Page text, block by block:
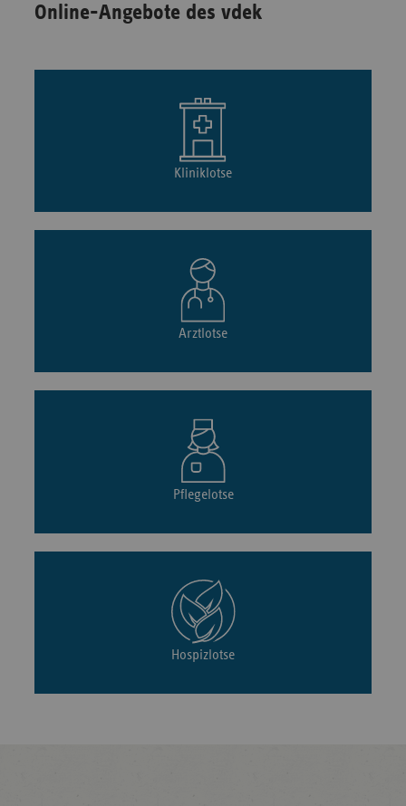
Online-Angebote des vdek
Kliniklotse
Arztlotse
Pflegelotse
Hospizlotse